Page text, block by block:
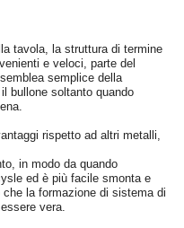
tavola, la struttura di termine
e veloci, parte del
semplice della
bullone soltanto quando
rispetto ad altri metalli,
in modo da quando
ed è più facile smonta e
la formazione di sistema di
vera.